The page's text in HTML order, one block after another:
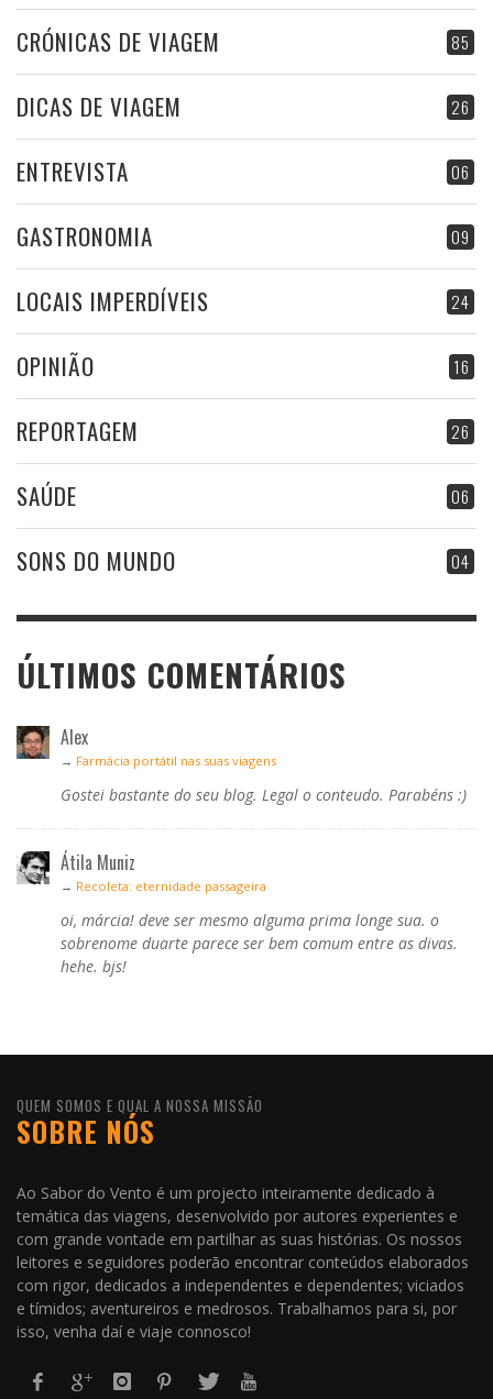
85
CRÓNICAS DE VIAGEM
26
DICAS DE VIAGEM
06
ENTREVISTA
09
GASTRONOMIA
24
LOCAIS IMPERDÍVEIS
16
OPINIÃO
26
REPORTAGEM
06
SAÚDE
04
SONS DO MUNDO
ÚLTIMOS COMENTÁRIOS
Alex
→ Farmácia portátil nas suas viagens
Gostei bastante do seu blog. Legal o conteudo. Parabéns :)
Átila Muniz
→ Recoleta: eternidade passageira
oi, márcia! deve ser mesmo alguma prima longe sua. o
sobrenome duarte parece ser bem comum entre as divas.
hehe. bjs!
QUEM SOMOS E QUAL A NOSSA MISSÃO
SOBRE NÓS
Ao Sabor do Vento é um projecto inteiramente dedicado à
temática das viagens, desenvolvido por autores experientes e
com grande vontade em partilhar as suas histórias. Os nossos
leitores e seguidores poderão encontrar conteúdos elaborados
com rigor, dedicados a independentes e dependentes; viciados
e tímidos; aventureiros e medrosos. Trabalhamos para si, por
isso, venha daí e viaje connosco!